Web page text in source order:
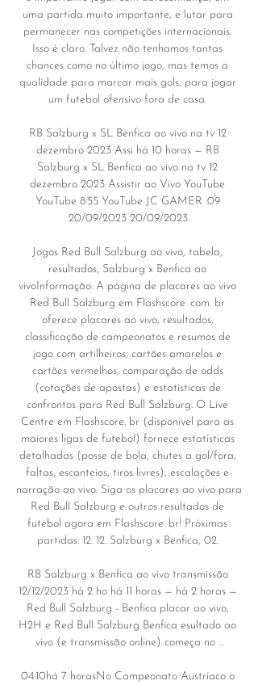
uma partida muito importante, e lutar para
permanecer nas competições internacionais.
Isso é claro. Talvez não tenhamos tantas
chances como no último jogo, mas temos a
qualidade para marcar mais gols, para jogar
um futebol ofensivo fora de casa.
RB Salzburg x SL Benfica ao vivo na tv 12
dezembro 2023 Assi há 10 horas — RB
Salzburg x SL Benfica ao vivo na tv 12
dezembro 2023 Assistir ao Vivo YouTube
YouTube 8:55 YouTube JC GAMER .09
20/09/2023 20/09/2023.
Jogos Red Bull Salzburg ao vivo, tabela,
resultados, Salzburg x Benfica ao
vivoInformação: A página de placares ao vivo
Red Bull Salzburg em Flashscore. com. br
oferece placares ao vivo, resultados,
classificação de campeonatos e resumos de
jogo com artilheiros, cartões amarelos e
cartões vermelhos, comparação de odds
(cotações de apostas) e estatísticas de
confrontos para Red Bull Salzburg. O Live
Centre em Flashscore. br (disponível para as
maiores ligas de futebol) fornece estatísticas
detalhadas (posse de bola, chutes a gol/fora,
faltas, escanteios, tiros livres), escalações e
narração ao vivo. Siga os placares ao vivo para
Red Bull Salzburg e outros resultados de
futebol agora em Flashscore. br! Próximas
partidas: 12. 12. Salzburg x Benfica, 02.
RB Salzburg x Benfica ao vivo transmissão
12/12/2023 há 2 ho há 11 horas — há 2 horas —
Red Bull Salzburg - Benfica placar ao vivo,
H2H e Red Bull Salzburg Benfica esultado ao
vivo (e transmissão online) começa no ...
04:10há 7 horasNo Campeonato Austríaco o